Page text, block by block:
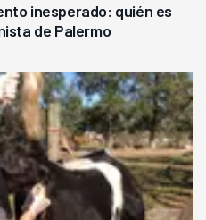
inesperado: quién es
de Palermo